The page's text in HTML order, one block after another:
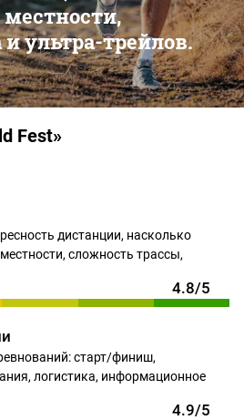
ультра-трейлов.
Fest»
дистанции, насколько
сложность трассы,
4.8/5
старт/финиш,
логистика, информационное
4.9/5